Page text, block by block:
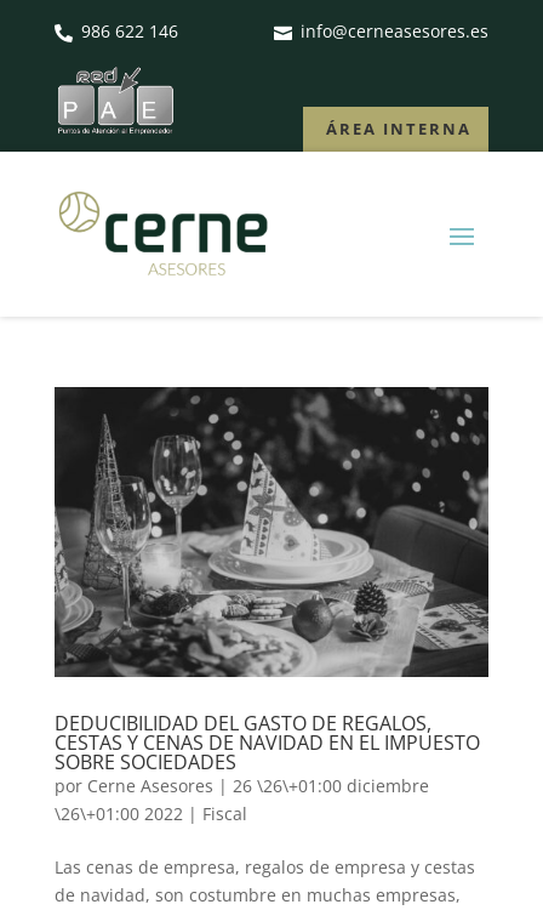
 986 622 146  info@cerneasesores.es
ÁREA INTERNA
DEDUCIBILIDAD DEL GASTO DE REGALOS,
CESTAS Y CENAS DE NAVIDAD EN EL IMPUESTO
SOBRE SOCIEDADES
por Cerne Asesores | 26 \26\+01:00 diciembre
\26\+01:00 2022| Fiscal
Las cenas de empresa, regalos de empresa y cestas
de navidad, son costumbre en muchas empresas,